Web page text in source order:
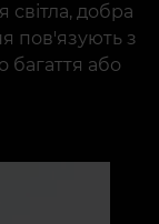
добра
пов'язують з
багаття або